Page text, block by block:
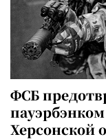
ФСБ
Херсонской